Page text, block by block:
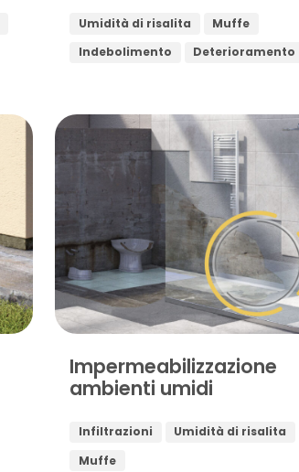
Umidità di risalita
Muffe
Indebolimento
Deterioramento
Impermeabilizzazione
ambienti umidi
Infiltrazioni
Umidità di risalita
Muffe